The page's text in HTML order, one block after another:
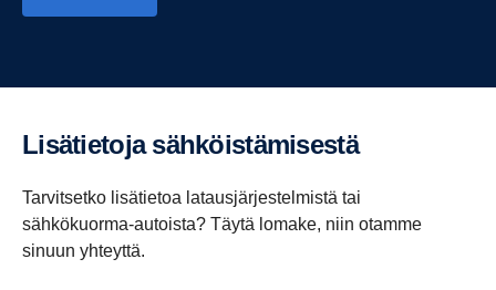
Lisätie­toja sähköis­tä­mi­sestä
Tarvitsetko lisätietoa latausjärjestelmistä tai
sähkökuorma-autoista? Täytä lomake, niin otamme
sinuun yhteyttä.